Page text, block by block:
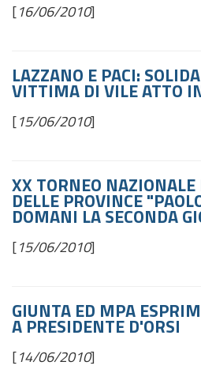
[16/06/2010]
LAZZANO E PACI:
VITTIMA DI VILE ATTO
[15/06/2010]
XX TORNEO
DELLE PROVINCE
DOMANI LA SECONDA
[15/06/2010]
GIUNTA ED MPA
A PRESIDENTE D'ORSI
[14/06/2010]